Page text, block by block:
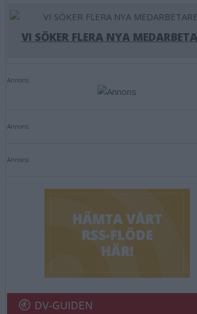
VI SÖKER FLERA NYA
Annons:
Annons:
Annons:
DV-GUIDEN